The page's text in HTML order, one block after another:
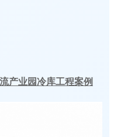
产业园冷库工程案例